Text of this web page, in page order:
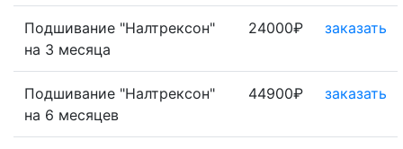
Подшивание "Налтрексон"
на 3 месяца
24000₽ заказать
Подшивание "Налтрексон"
на 6 месяцев
44900₽ заказать